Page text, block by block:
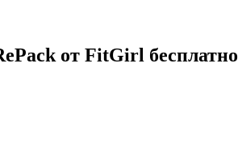
от FitGirl бесплатно